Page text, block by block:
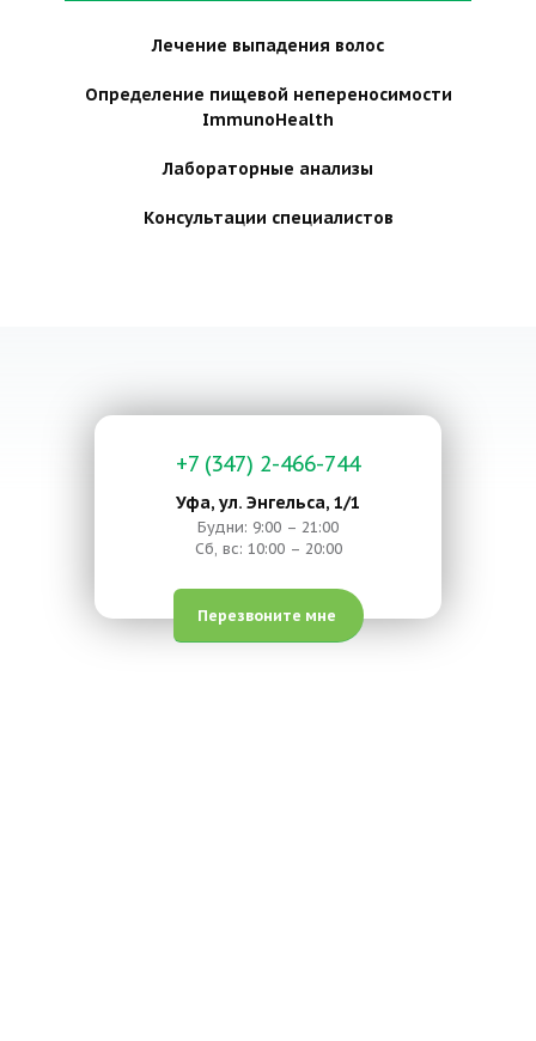
Лечение выпадения волос
Определение пищевой непереносимости
ImmunoHealth
Лабораторные анализы
Консультации специалистов
+7 (347) 2-466-744
Уфа, ул. Энгельса, 1/1
Будни: 9:00 – 21:00
Сб, вс: 10:00 – 20:00
Перезвоните мне